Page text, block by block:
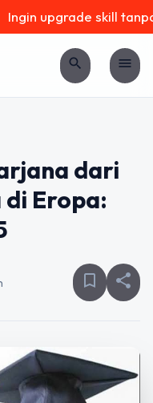
Ingin upgrade skill
search menu
dari
di Eropa:
bookmark_border share